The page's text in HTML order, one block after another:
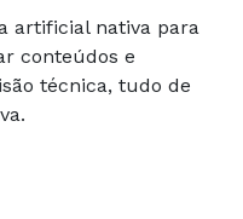
artificial nativa para
conteúdos e
técnica, tudo de